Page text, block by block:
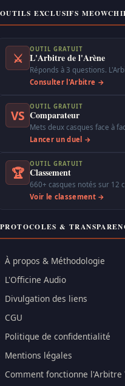
OUTILS EXCLUSIFS
⚔
OUTIL GRATUIT
L'Arbitre de l'Arène
Réponds à 3 questions.
Consulter l'Arbitre →
VS
OUTIL GRATUIT
Comparateur
Mets deux casques face à
Lancer un duel →
🏆
OUTIL GRATUIT
Classement
660+ casques notés sur 12
Voir le classement →
PROTOCOLES &
À propos & Méthodologie
L'Officine Audio
Divulgation des liens
CGU
Politique de confidentialité
Mentions légales
Comment fonctionne l'Arbitre